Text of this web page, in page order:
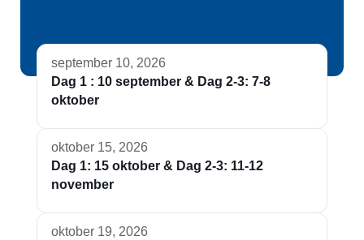
september 10, 2026
Dag 1 : 10 september & Dag 2-3: 7-8
oktober
oktober 15, 2026
Dag 1: 15 oktober & Dag 2-3: 11-12
november
oktober 19, 2026